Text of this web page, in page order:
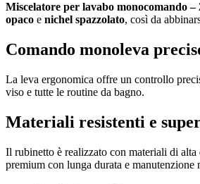
Miscelatore per lavabo monocomando –
opaco e nichel spazzolato, così da
Comando monoleva
La leva ergonomica offre un controllo
viso e tutte le routine da bagno.
Materiali resistenti e
Il rubinetto è realizzato con materiali di
premium con lunga durata e manutenzione